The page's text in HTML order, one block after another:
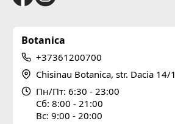
Botanica
+37361200700
Chisinau Botanica, str. Dacia 14/1
Пн/Пт: 6:30 - 23:00
Сб: 8:00 - 21:00
Вс: 9:00 - 20:00